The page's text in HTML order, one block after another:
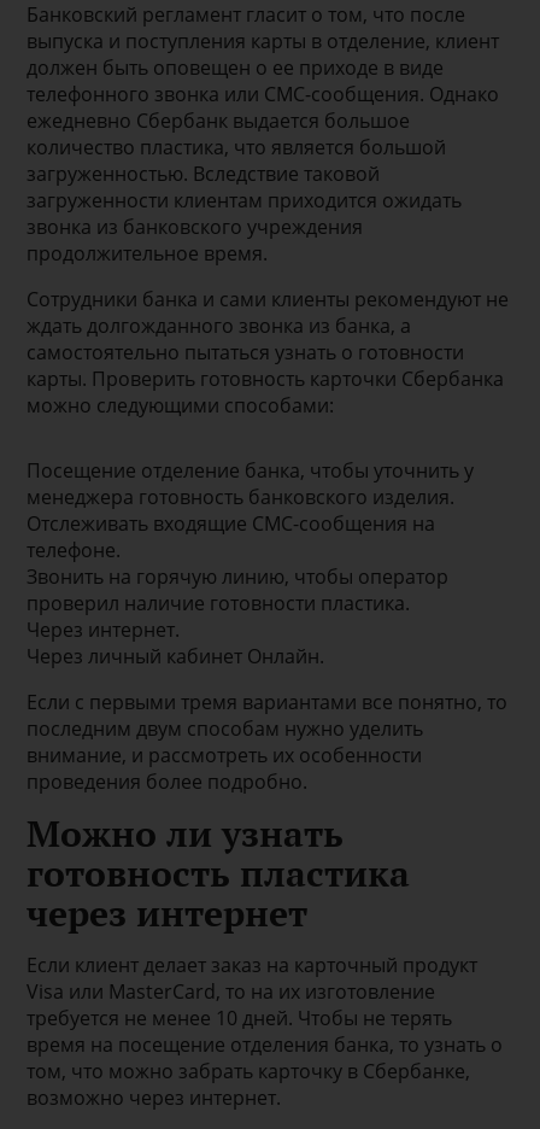
Банковский регламент гласит о том, что после
выпуска и поступления карты в отделение, клиент
должен быть оповещен о ее приходе в виде
телефонного звонка или СМС-сообщения. Однако
ежедневно Сбербанк выдается большое
количество пластика, что является большой
загруженностью. Вследствие таковой
загруженности клиентам приходится ожидать
звонка из банковского учреждения
продолжительное время.
Сотрудники банка и сами клиенты рекомендуют не
ждать долгожданного звонка из банка, а
самостоятельно пытаться узнать о готовности
карты. Проверить готовность карточки Сбербанка
можно следующими способами:
Посещение отделение банка, чтобы уточнить у
менеджера готовность банковского изделия.
Отслеживать входящие СМС-сообщения на
телефоне.
Звонить на горячую линию, чтобы оператор
проверил наличие готовности пластика.
Через интернет.
Через личный кабинет Онлайн.
Если с первыми тремя вариантами все понятно, то
последним двум способам нужно уделить
внимание, и рассмотреть их особенности
проведения более подробно.
Можно ли узнать
готовность пластика
через интернет
Если клиент делает заказ на карточный продукт
Visa или MasterCard, то на их изготовление
требуется не менее 10 дней. Чтобы не терять
время на посещение отделения банка, то узнать о
том, что можно забрать карточку в Сбербанке,
возможно через интернет.